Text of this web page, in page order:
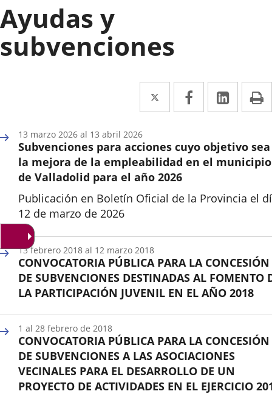
Ayudas y
subvenciones
Twitter
Enlace
a
aplicación
externa.
Facebook
Enlace
a
aplicación
Enlace
a
Subvenciones para acciones cuyo objetivo sea
la mejora de la empleabilidad en el municipio
de Valladolid para el año 2026
Publicación en Boletín Oficial de la Provincia el
12 de marzo de 2026
Inicio
13 marzo 2026 al 13 abril 2026
CONVOCATORIA PÚBLICA PARA LA CONCESIÓN
DE SUBVENCIONES DESTINADAS AL FOMENTO
LA PARTICIPACIÓN JUVENIL EN EL AÑO 2018
Inicio
13 febrero 2018 al 12 marzo 2018
CONVOCATORIA PÚBLICA PARA LA CONCESIÓN
DE SUBVENCIONES A LAS ASOCIACIONES
VECINALES PARA EL DESARROLLO DE UN
PROYECTO DE ACTIVIDADES EN EL EJERCICIO
1 al 28 febrero de 2018